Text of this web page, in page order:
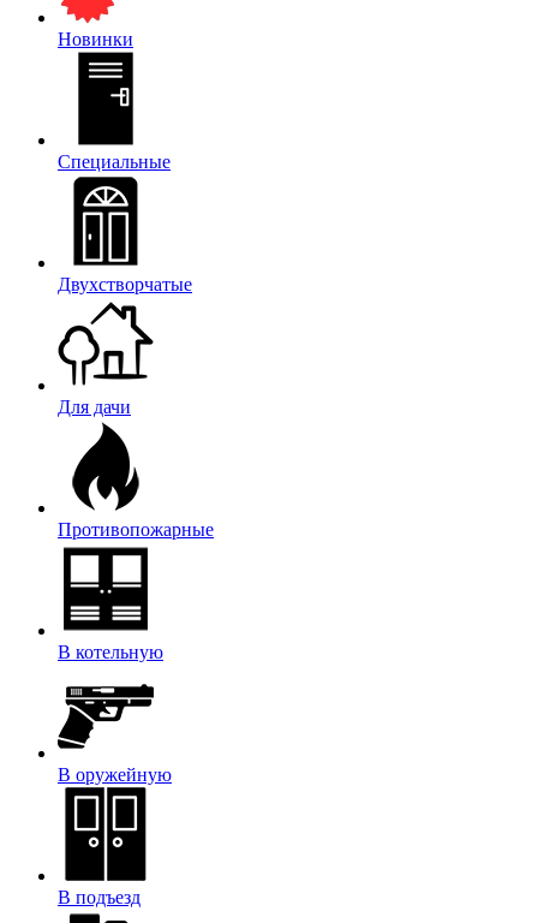
Новинки
Специальные
Двухстворчатые
Для дачи
Противопожарные
В котельную
В оружейную
В подъезд